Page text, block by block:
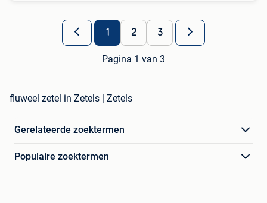
1 2 3
Pagina 1 van 3
fluweel zetel in Zetels | Zetels
Gerelateerde zoektermen
Populaire zoektermen